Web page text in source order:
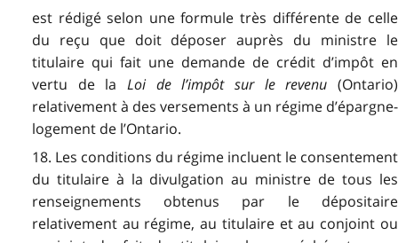
est rédigé selon une formule très différente de celle
du reçu que doit déposer auprès du ministre le
titulaire qui fait une demande de crédit d’impôt en
vertu de la Loi de l’impôt sur le revenu (Ontario)
relativement à des versements à un régime d’épargne-
logement de l’Ontario.
18. Les conditions du régime incluent le consentement
du titulaire à la divulgation au ministre de tous les
renseignements obtenus par le dépositaire
relativement au régime, au titulaire et au conjoint ou